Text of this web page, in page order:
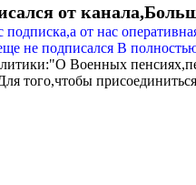
от
от нас
не подписался В
Военных
того,чтобы